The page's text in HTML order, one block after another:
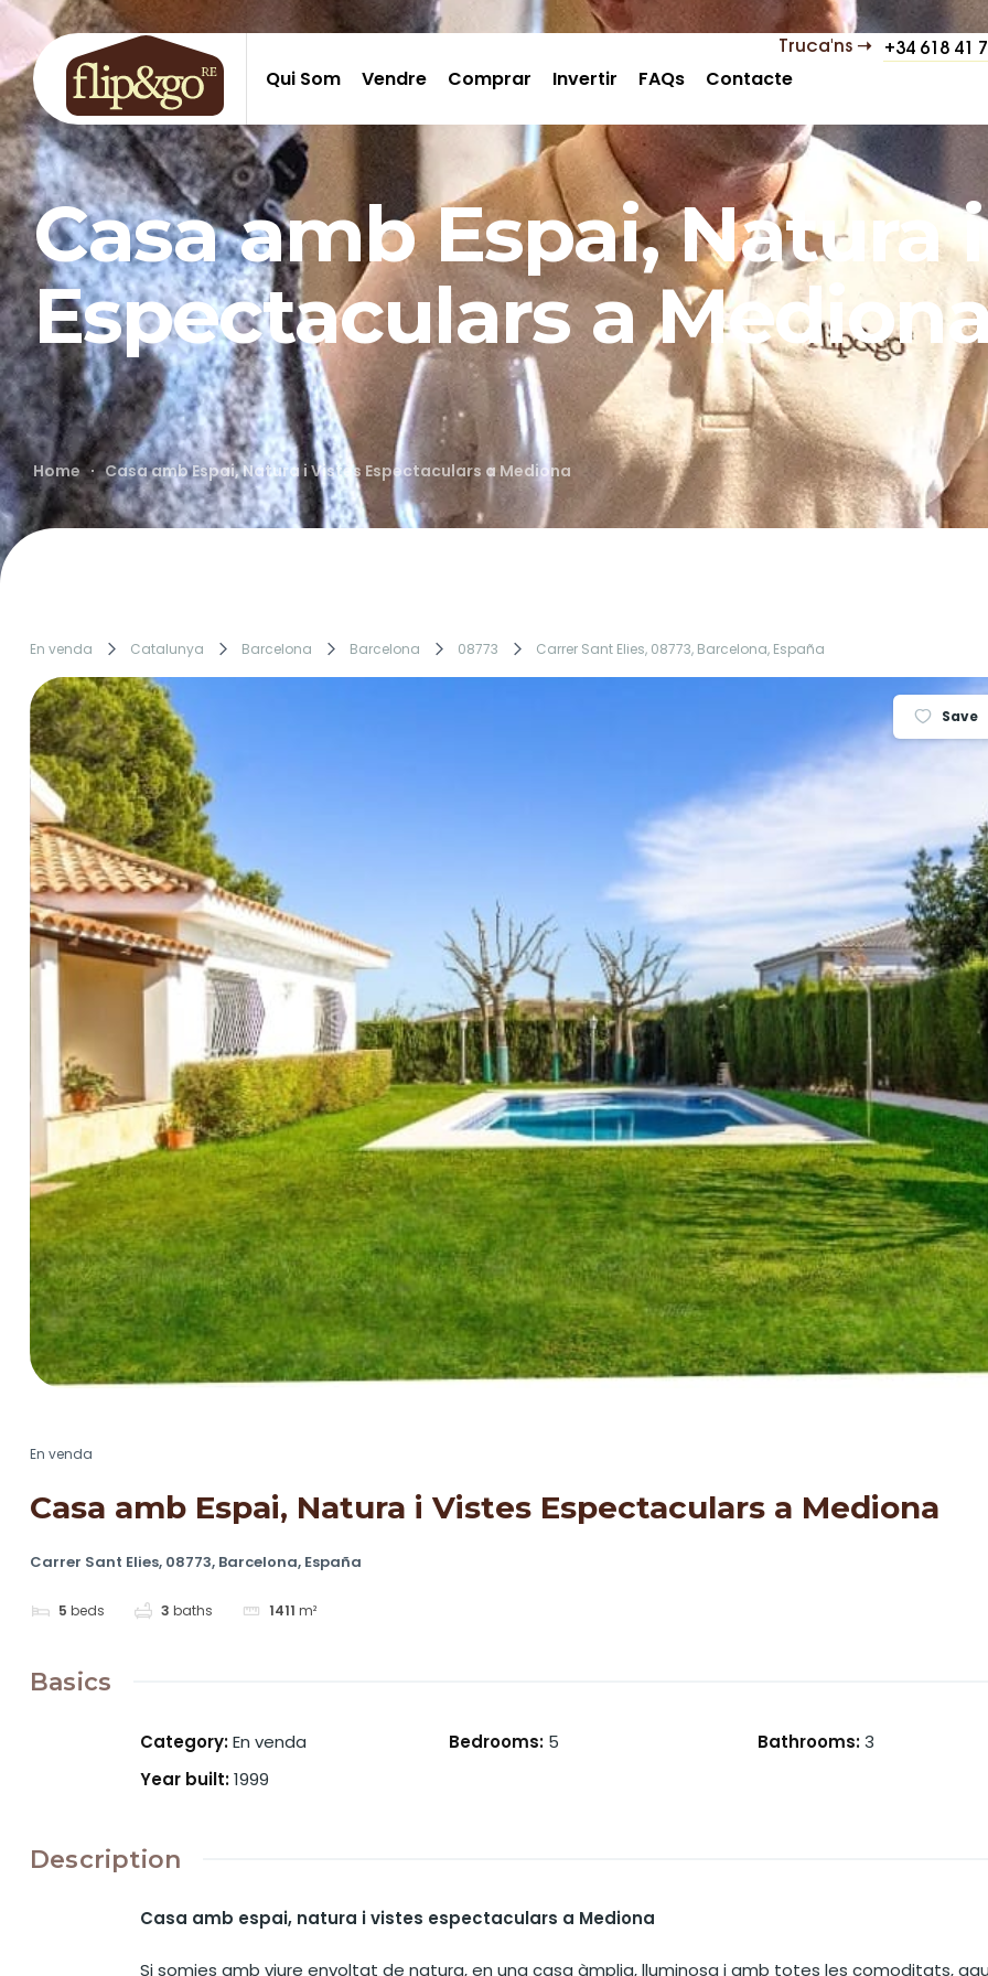
Qui Som Vendre Comprar Invertir FAQs Contacte
Truca'ns ➝ +34 618 41
Casa amb Espai, Natura
Espectaculars a
Home Casa amb Espai, Natura i Vistes Espectaculars a Mediona
En venda Catalunya Barcelona Barcelona 08773 Carrer Sant Elies, 08773, Barcelona, España
Save
En venda
Casa amb Espai, Natura i Vistes Espectaculars a Mediona
Carrer Sant Elies, 08773, Barcelona, España
5 beds 3 baths 1411 m²
Basics
Category:En venda Bedrooms: 5 Bathrooms:3
Year built:1999
Description
Casa amb espai, natura i vistes espectaculars a Mediona
Si somies amb viure envoltat de natura, en una casa àmplia, lluminosa i amb totes les comoditats,